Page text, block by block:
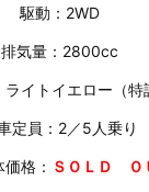
駆動：2WD
排気量：2800cc
イトイエロー（特
定員：2／5人乗り
格： ＳＯＬＤ Ｏ